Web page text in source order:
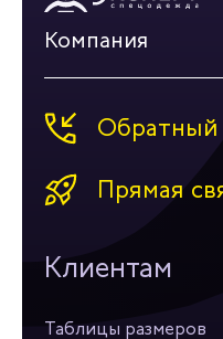
Компания
Обратный
Прямая
Клиентам
Таблицы размеров